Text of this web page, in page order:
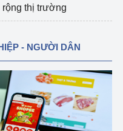
thị trường
- NGƯỜI DÂN